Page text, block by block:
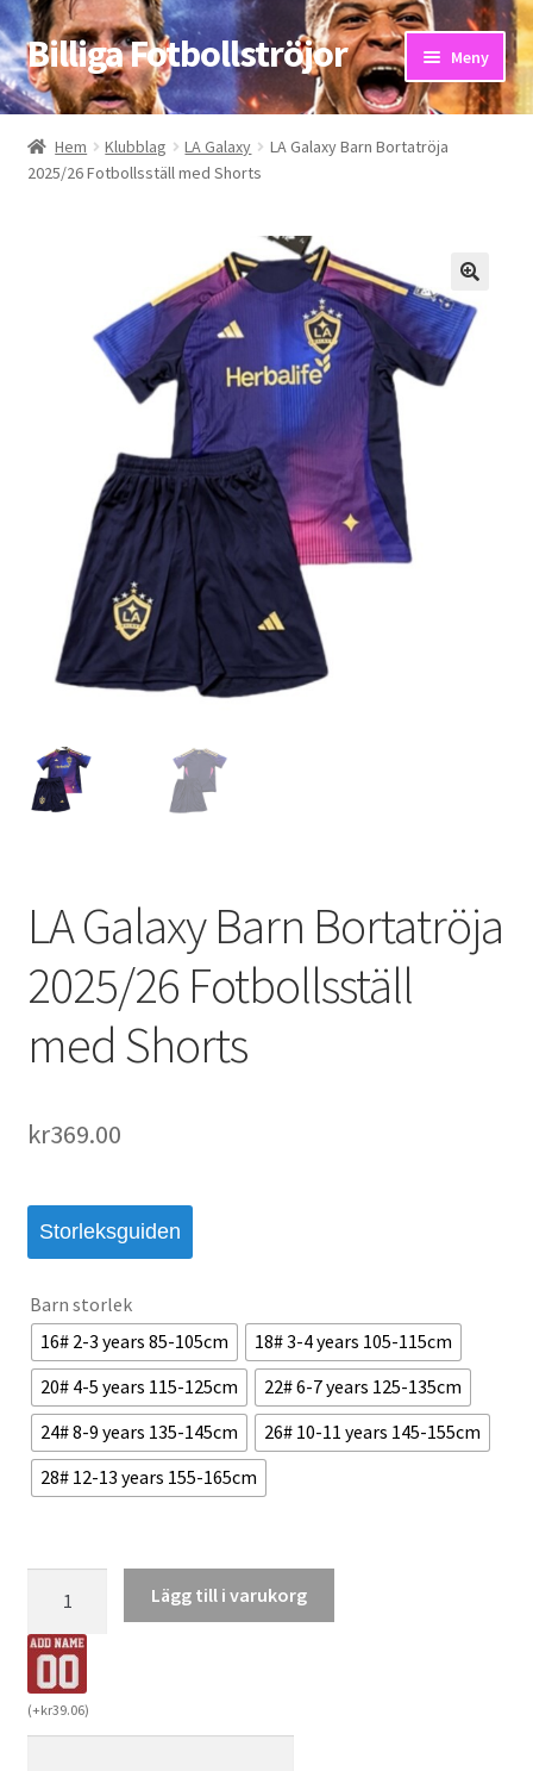
Hoppa
till
navigering
Hoppa
till
innehåll
Billiga Fotbollströjor Meny
Hem
Bloggar
Kontakta oss
Storleksguiden
Varukorg
Hem Klubblag LA Galaxy
LA Galaxy Barn Bortatröja
2025/26 Fotbollsställ med Shorts
LA Galaxy Barn Bortatröja
2025/26 Fotbollsställ
med Shorts
kr369.00
Storleksguiden
Barn storlek
16# 2-3 years 85-105cm
18# 3-4 years 105-115cm
20# 4-5 years 115-125cm
22# 6-7 years 125-135cm
24# 8-9 years 135-145cm
26# 10-11 years 145-155cm
28# 12-13 years 155-165cm
Galaxy
Barn
Bortatröja
2025/26
Fotbollsställ
Lägg till i varukorg
(+kr39.06)